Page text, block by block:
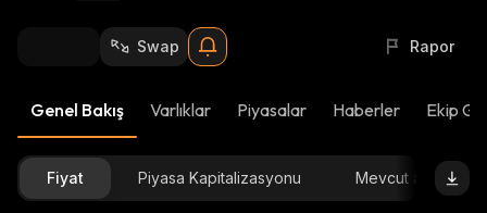
Swap Rapor
Genel Bakış Varlıklar Piyasalar Haberler Ekip
Fiyat Piyasa Kapitalizasyonu Mevcut arz